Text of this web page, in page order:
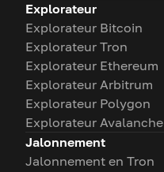
Explorateur
Explorateur Bitcoin
Explorateur Tron
Explorateur Ethereum
Explorateur Arbitrum
Explorateur Polygon
Explorateur Avalanche
Jalonnement
Jalonnement en Tron